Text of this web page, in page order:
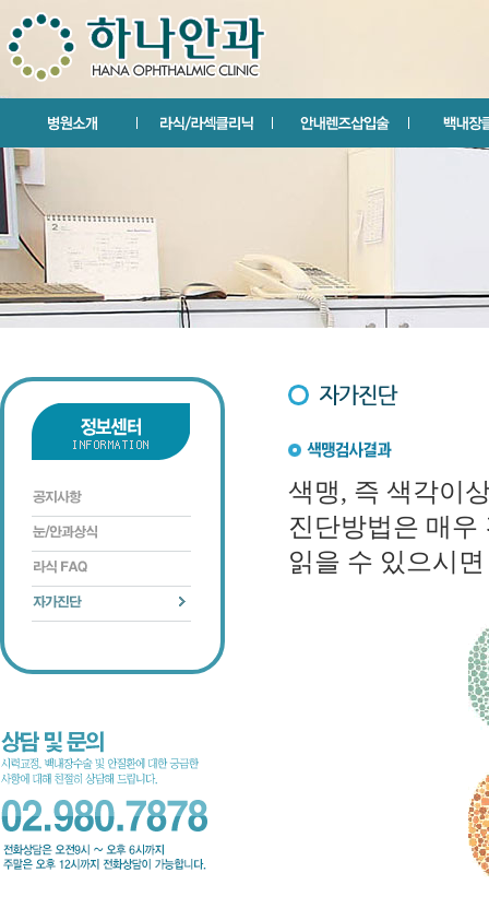
색맹, 즉 색각이
진단방법은 매우
읽을 수 있으시